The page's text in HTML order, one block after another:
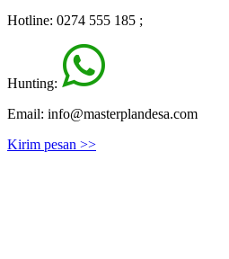
Hotline: 0274 555 185 ;
Hunting:
Email: info@masterplandesa.com
Kirim pesan >>